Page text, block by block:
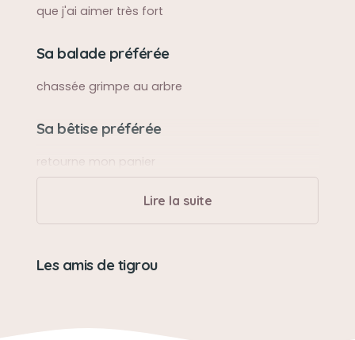
que j'ai aimer très fort
Sa balade préférée
chassée grimpe au arbre
Sa bêtise préférée
retourne mon panier
Son jouet préféré
Lire la suite
Les amis de tigrou